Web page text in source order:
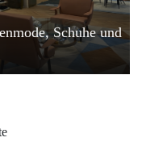
Schuhe und